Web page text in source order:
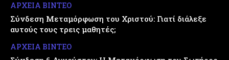
ΑΡΧΕΙΑ ΒΙΝΤΕΟ
Σύνδεση Μεταμόρφωση του Χριστού: Γιατί διάλεξε
αυτούς τους τρεις μαθητές;
ΑΡΧΕΙΑ ΒΙΝΤΕΟ